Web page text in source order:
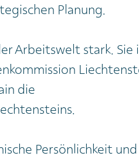
Planung.
Arbeitswelt stark. Sie
die
Persönlichkeit